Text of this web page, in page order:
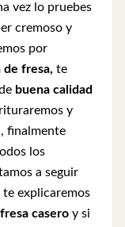
vez lo pruebes
cremoso y
por
de fresa, te
buena calidad
y
finalmente
los
a seguir
te explicaremos
casero y si